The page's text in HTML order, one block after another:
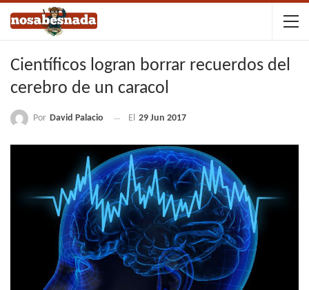
Científicos logran borrar recuerdos del
cerebro de un caracol
Por David Palacio El 29 Jun 2017